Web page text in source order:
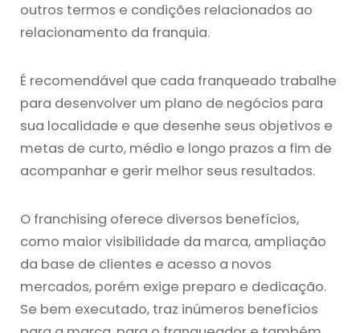
outros termos e condições relacionados ao
relacionamento da franquia.
É recomendável que cada franqueado trabalhe
para desenvolver um plano de negócios para
sua localidade e que desenhe seus objetivos e
metas de curto, médio e longo prazos a fim de
acompanhar e gerir melhor seus resultados.
O franchising oferece diversos benefícios,
como maior visibilidade da marca, ampliação
da base de clientes e acesso a novos
mercados, porém exige preparo e dedicação.
Se bem executado, traz inúmeros benefícios